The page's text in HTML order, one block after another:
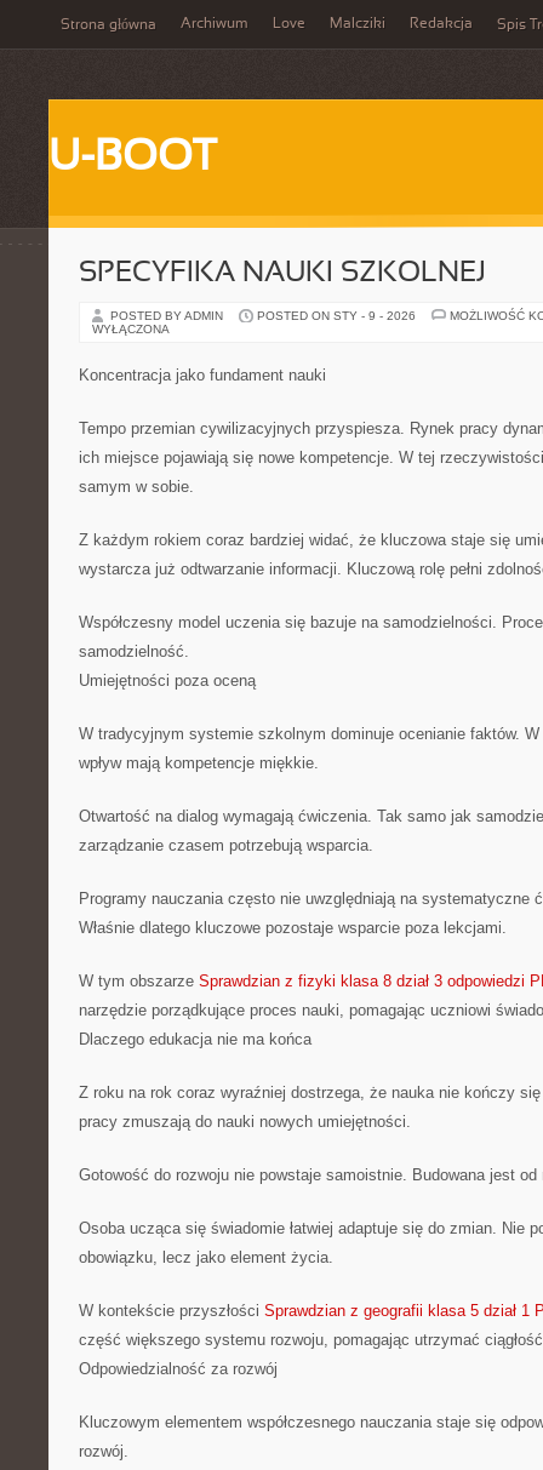
Strona główna Archiwum Love Malcziki Redakcja Spis
U-BOOT
SPECYFIKA NAUKI SZKOLNEJ
POSTED BY ADMIN POSTED ON STY - 9 - 2026
MOŻLIWOŚĆ
WYŁĄCZONA
Koncentracja jako fundament nauki
Tempo przemian cywilizacyjnych przyspiesza. Rynek pracy
ich miejsce pojawiają się nowe kompetencje. W tej
samym w sobie.
Z każdym rokiem coraz bardziej widać, że kluczowa staje się
wystarcza już odtwarzanie informacji. Kluczową rolę pełni
Współczesny model uczenia się bazuje na samodzielności.
samodzielność.
Umiejętności poza oceną
W tradycyjnym systemie szkolnym dominuje ocenianie faktów.
wpływ mają kompetencje miękkie.
Otwartość na dialog wymagają ćwiczenia. Tak samo jak
zarządzanie czasem potrzebują wsparcia.
Programy nauczania często nie uwzględniają na systematyczne
Właśnie dlatego kluczowe pozostaje wsparcie poza lekcjami.
W tym obszarze Sprawdzian z fizyki klasa 8 dział 3 odpowiedzi
narzędzie porządkujące proces nauki, pomagając uczniowi
Dlaczego edukacja nie ma końca
Z roku na rok coraz wyraźniej dostrzega, że nauka nie kończy
pracy zmuszają do nauki nowych umiejętności.
Gotowość do rozwoju nie powstaje samoistnie. Budowana jest od
Osoba ucząca się świadomie łatwiej adaptuje się do zmian. Nie
obowiązku, lecz jako element życia.
W kontekście przyszłości Sprawdzian z geografii klasa 5 dział 1
część większego systemu rozwoju, pomagając utrzymać
Odpowiedzialność za rozwój
Kluczowym elementem współczesnego nauczania staje się
rozwój.